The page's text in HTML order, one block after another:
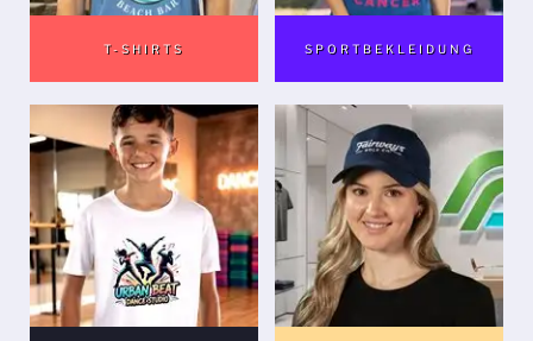
Handtücher
Taschen
Sport-Accessoires
T-SHIRTS SPORTBEKLEIDUNG